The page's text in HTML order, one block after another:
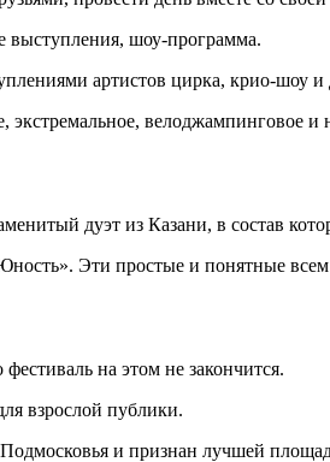
выступления, шоу-программа.
артистов цирка, крио-шоу
экстремальное,
дуэт из Казани, в состав
Эти простые и понятные
на этом не закончится.
взрослой публики.
и признан лучшей